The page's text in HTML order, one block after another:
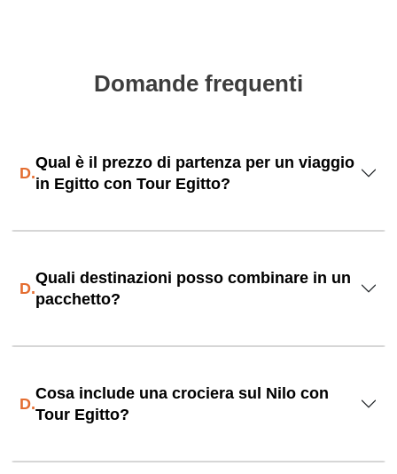
Domande frequenti
D.
Qual è il prezzo di partenza per un viaggio
in Egitto con Tour Egitto?
D.
Quali destinazioni posso combinare in un
pacchetto?
D.
Cosa include una crociera sul Nilo con
Tour Egitto?